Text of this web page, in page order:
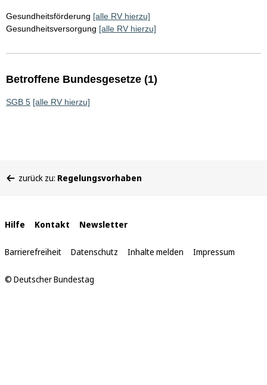
Gesundheitsförderung [alle RV hierzu]
Gesundheitsversorgung [alle RV hierzu]
Betroffene Bundesgesetze (1)
SGB 5 [alle RV hierzu]
befinden
zurück zu: Regelungsvorhaben
Interne
Links
Hilfe Kontakt Newsletter
Barrierefreiheit Datenschutz Inhalte melden Impressum
© Deutscher Bundestag